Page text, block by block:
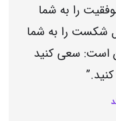
را به شما
شکست را به شما
است: سعی کنید